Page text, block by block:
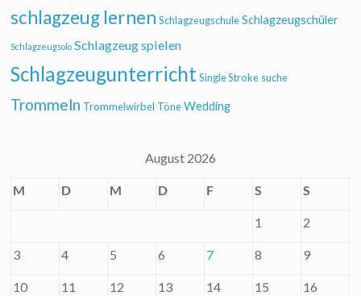
schlagzeug lernen Schlagzeugschule Schlagzeugschüler
Schlagzeugsolo Schlagzeug spielen
Schlagzeugunterricht Single Stroke suche
Trommeln Trommelwirbel Töne Wedding
August 2026
M D M D F S S
1 2
3 4 5 6 7 8 9
10 11 12 13 14 15 16